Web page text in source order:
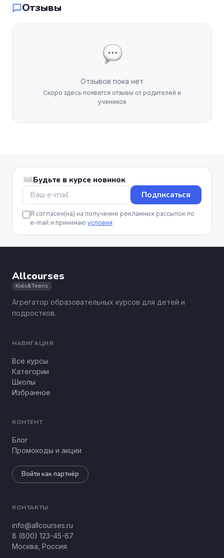
Отзывы
Отзывов пока нет
Скоро здесь появятся отзывы от родителей и
учеников
Будьте в курсе новинок
Подписаться
Я согласен(на) на получение рекламных рассылок по
e-mail и принимаю условия
Allcourses
Kids&Teens
Агрегатор образовательных курсов для детей и
подростков.
НАВИГАЦИЯ
Все курсы
Категории
Школы
Избранное
КОНТЕНТ
Блог
Промокоды и акции
Войти как партнёр
КОНТАКТЫ
info@allcourses.ru
8 (800) 123-45-67
Москва, Россия